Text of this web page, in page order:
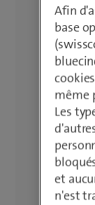
Afin
base
même
Les
et
n'est